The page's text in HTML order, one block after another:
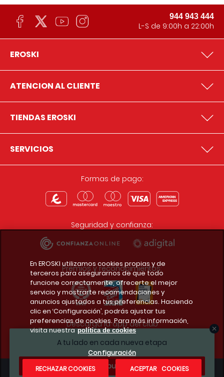
A tu lado en cada nueva etapa
¿Te apuntas?
944 943 444
L-S de 9:00h a 22:00h
EROSKI
ATENCION AL CLIENTE
TIENDAS EROSKI
SERVICIOS
Formas de pago:
Seguridad y confianza:
Premios y reconocimientos:
Descarga la app del club
En EROSKI utilizamos cookies propias y de
terceros para asegurarnos de que todo
funcione correctamente, ofrecerte el mejor
servicio y mostrarte recomendaciones y
anuncios ajustados a tus preferencias. Haciendo
clic en ‘Configuración’, podrás ajustar tus
preferencias de cookies. Para más información,
visita nuestra política de cookies
Configuración
RECHAZAR COOKIES
ACEPTAR COOKIES